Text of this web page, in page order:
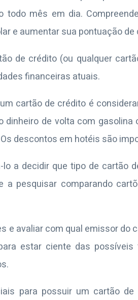
todo mês em dia.
e aumentar sua pontuação
de crédito (ou qualquer
financeiras atuais.
cartão de crédito é
dinheiro de volta com
descontos em hotéis são
a decidir que tipo de cartão
a pesquisar comparando
e avaliar com qual emissor
estar ciente das
para possuir um cartão